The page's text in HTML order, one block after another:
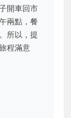
開車回市
兩點，餐
所以，提
程滿意